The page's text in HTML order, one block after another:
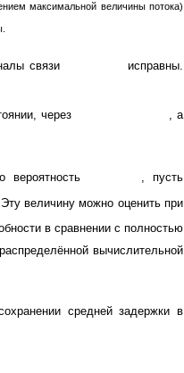
максимальной величины потока)
связи исправны.
через
, а
вероятность
, пусть
величину можно оценить при
в сравнении с полностью
вычислительной
средней задержки в